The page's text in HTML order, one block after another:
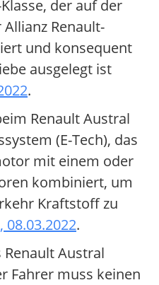
der auf der
Renault-
und konsequent
ausgelegt ist
.
Renault Austral
(E-Tech), das
mit einem oder
kombiniert, um
Kraftstoff zu
08.03.2022.
Austral
Fahrer muss keinen